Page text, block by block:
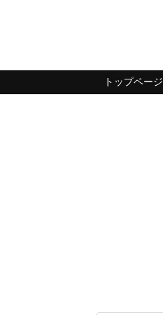
トップページ